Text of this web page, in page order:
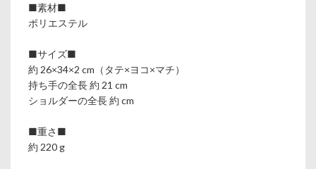
■素材■
ポリエステル
■サイズ■
約 26×34×2 cm（タテ×ヨコ×マチ）
持ち手の全長 約 21 cm
ショルダーの全長 約 cm
■重さ■
約 220 g